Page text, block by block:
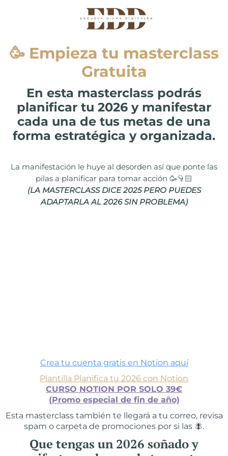
🥳 Empieza tu masterclass
Gratuita
En esta masterclass podrás
planificar tu 2026 y manifestar
cada una de tus metas de una
forma estratégica y organizada.
La manifestación le huye al desorden así que ponte las
pilas a planificar para tomar acción 🥳👇🏻
(LA MASTERCLASS DICE 2025 PERO PUEDES
ADAPTARLA AL 2026 SIN PROBLEMA)
Crea tu cuenta gratis en Notion aquí
Plantilla Planifica tu 2026 con Notion
CURSO NOTION POR SOLO 39€
(Promo especial de fin de año)
Esta masterclass también te llegará a tu correo, revisa
spam o carpeta de promociones por si las 🪰.
Que tengas un 2026 soñado y